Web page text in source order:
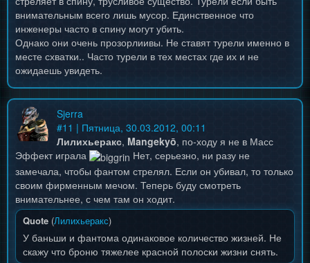
внимательным всего лишь мусор. Единственное что
инженеры часто в спину могут убить.
Однако они очень прозорлиивы. Не ставят турели именно в
месте схватки.. Часто турели в тех местах где их и не
ожидаешь увидеть.
Sjerra
#11 | Пятница, 30.03.2012, 00:11
Лилихьеракс, Mangekyō, по-ходу я не в Масс
Эффект играла
Нет, серьезно, ни разу не
замечала, чтобы фантом стрелял. Если он убивал, то только
своим фирменным мечом. Теперь буду смотреть
внимательнее, с чем там он ходит.
Quote (Лилихьеракс)
У баньши и фантома одинаковое количество жизней. Не
скажу что броню тяжелее красной полоски жизни снять.